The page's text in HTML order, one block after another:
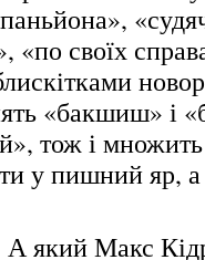
«по своїх
«бакшиш» і
тож і множить
у пишний яр,
А який Макс